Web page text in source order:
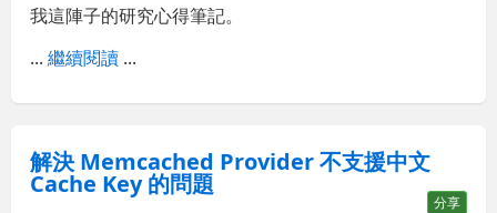
我這陣子的研究心得筆記。
...繼續閱讀 ...
解決 Memcached Provider 不支援中文
Cache Key 的問題
分享